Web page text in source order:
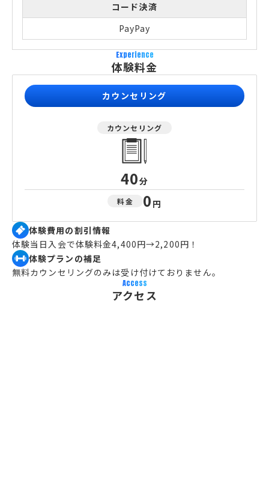
コード決済
PayPay
Experience
体験料金
カウンセリング
カウンセリング
40分
料金 0 円
体験費用の割引情報
体験当日入会で体験料金4,400円→2,200円！
体験プランの補足
無料カウンセリングのみは受け付けておりません。
Access
アクセス